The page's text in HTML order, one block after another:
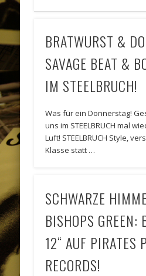
BRATWURST &
SAVAGE BEAT &
IM STEELBRUCH!
Was für ein Donnerstag!
uns im STEELBRUCH mal
Luft! STEELBRUCH Style,
Klasse statt …
SCHWARZE
BISHOPS GREEN:
12“ AUF PIRATES
RECORDS!